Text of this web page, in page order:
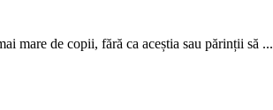
mare de copii, fără ca aceștia sau părinții să ...